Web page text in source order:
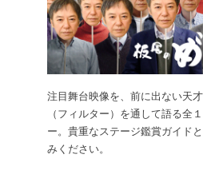
注目舞台映像を、前に出ない天
（フィルター）を通して語る全
ー。貴重なステージ鑑賞ガイド
みください。